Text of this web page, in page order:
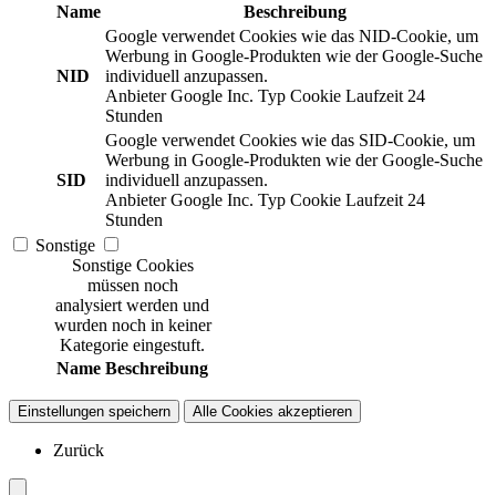
Name
Beschreibung
NID
Google verwendet Cookies wie das NID-Cookie, um
Werbung in Google-Produkten wie der Google-Suche
individuell anzupassen.
Anbieter Google Inc. Typ Cookie Laufzeit 24
Stunden
SID
Google verwendet Cookies wie das SID-Cookie, um
Werbung in Google-Produkten wie der Google-Suche
individuell anzupassen.
Anbieter Google Inc. Typ Cookie Laufzeit 24
Stunden
Sonstige
Sonstige Cookies
müssen noch
analysiert werden und
wurden noch in keiner
Kategorie eingestuft.
Name Beschreibung
Einstellungen speichern Alle Cookies akzeptieren
Zurück